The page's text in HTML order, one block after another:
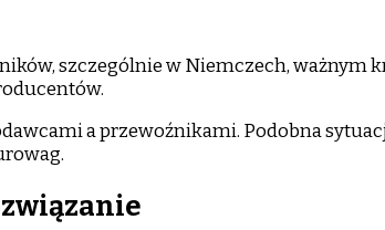
szczególnie w Niemczech,
a przewoźnikami. Podobna